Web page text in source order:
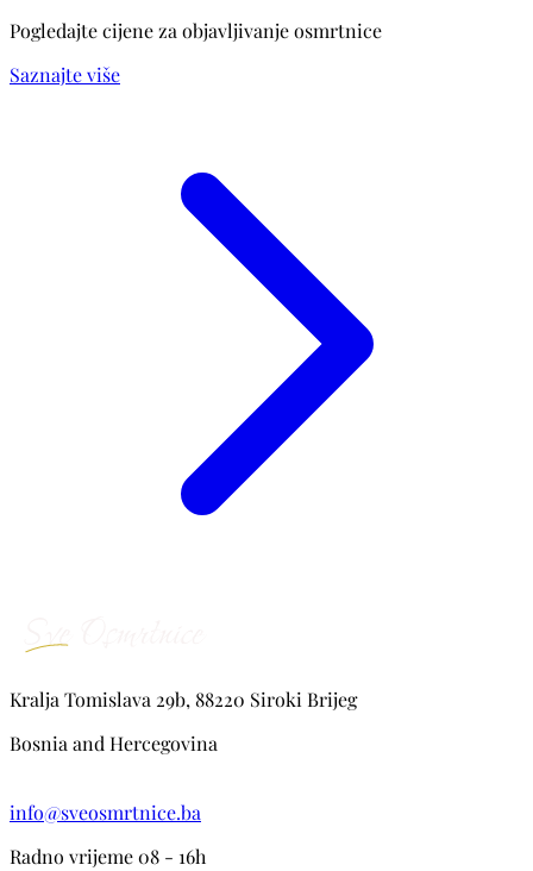
Pogledajte cijene za objavljivanje osmrtnice
Saznajte više
Kralja Tomislava 29b, 88220 Siroki Brijeg
Bosnia and Hercegovina
info@sveosmrtnice.ba
Radno vrijeme 08 - 16h